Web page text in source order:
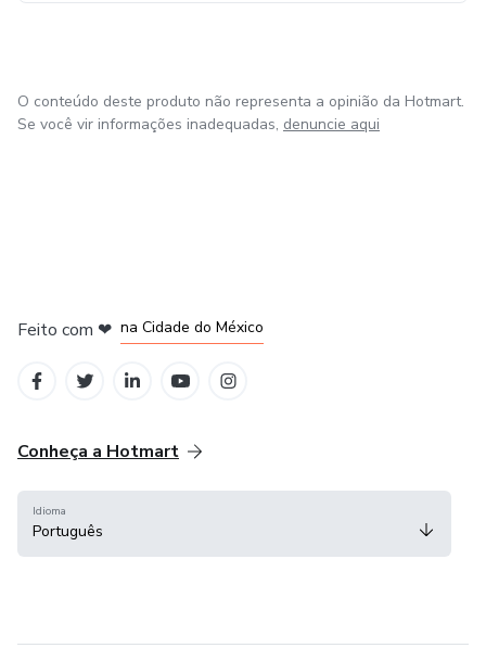
O conteúdo deste produto não representa a opinião da Hotmart.
Se você vir informações inadequadas, denuncie aqui
Feito com ❤ na Cidade do México
Conheça a Hotmart
Idioma
Português